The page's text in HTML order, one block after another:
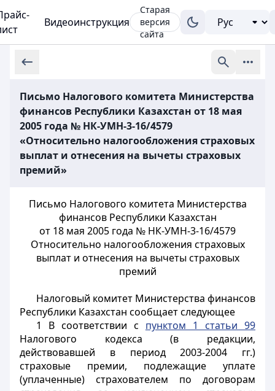
Видеоинструкция
Старая
версия
сайта
Письмо Налогового комитета Министерства
финансов Республики Казахстан от 18 мая
2005 года № НК-УМН-3-16/4579
«Относительно налогообложения страховых
выплат и отнесения на вычеты страховых
премий»
Письмо Налогового комитета Министерства
финансов Республики Казахстан
от 18 мая 2005 года № НК-УМН-3-16/4579
Относительно налогообложения страховых
выплат и отнесения на вычеты страховых
премий
Налоговый комитет Министерства финансов
Республики Казахстан сообщает следующее
1 В соответствии с пунктом 1 статьи 99
Налогового кодекса (в редакции,
действовавшей в период 2003-2004 гг.)
страховые премии, подлежащие уплате
(уплаченные) страхователем по договорам